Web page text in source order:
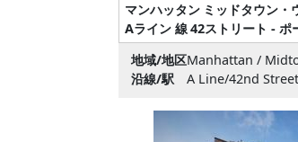
マンハッタン ミッドタウン・
Aライン 線42ストリート - ポ
地域/地区Manhattan /
沿線/駅
A Line/42nd